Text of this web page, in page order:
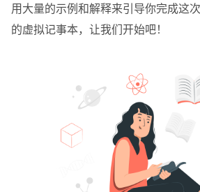
用大量的示例和解释来引导你完成这
的虚拟记事本，让我们开始吧！